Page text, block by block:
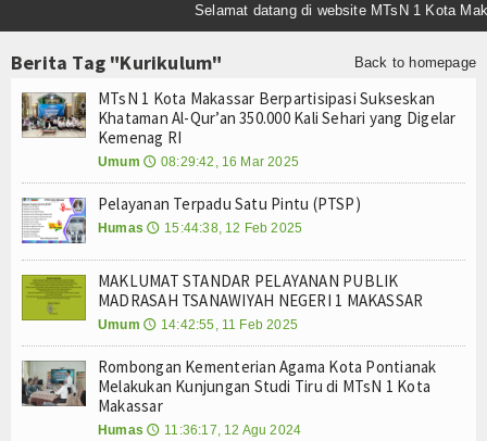
Visi Misi Madrasah
Tujuan Madrasah
Madrasah
Humas
Kurikulum
OSIM
Bimbingan Konseling
Selamat datang di website MTsN 1 Kota
Back to homepage
Berita Tag "Kurikulum"
MTsN 1 Kota Makassar Berpartisipasi Sukseskan
Khataman Al-Qur’an 350.000 Kali Sehari yang Digelar
Kemenag RI
Umum 🕔 08:29:42, 16 Mar 2025
Pelayanan Terpadu Satu Pintu (PTSP)
Humas 🕔 15:44:38, 12 Feb 2025
MAKLUMAT STANDAR PELAYANAN PUBLIK
MADRASAH TSANAWIYAH NEGERI 1 MAKASSAR
Umum 🕔 14:42:55, 11 Feb 2025
Rombongan Kementerian Agama Kota Pontianak
Melakukan Kunjungan Studi Tiru di MTsN 1 Kota
Makassar
Humas 🕔 11:36:17, 12 Agu 2024